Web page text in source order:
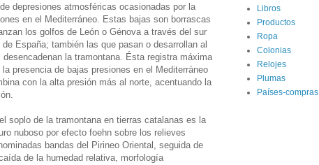
depresiones atmosféricas ocasionadas por la
en el Mediterráneo. Estas bajas son borrascas
los golfos de León o Génova a través del sur
España; también las que pasan o desarrollan al
desencadenan la tramontana. Ésta registra máxima
presencia de bajas presiones en el Mediterráneo
con la alta presión más al norte, acentuando la
soplo de la tramontana en tierras catalanas es la
nuboso por efecto foehn sobre los relieves
bandas del Pirineo Oriental, seguida de
de la humedad relativa, morfología
Libros
Productos
Ropa
Colonias
Relojes
Plumas
Países-compras